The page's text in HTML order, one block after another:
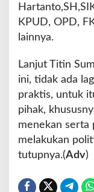
KPUD, OPD,
lainnya.
Lanjut Titin
ini, tidak ada
praktis, untuk
pihak,
menekan serta
melakukan
tutupnya.(Adv)